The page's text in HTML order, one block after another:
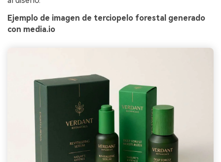
Ejemplo de imagen de terciopelo forestal generado
con media.io